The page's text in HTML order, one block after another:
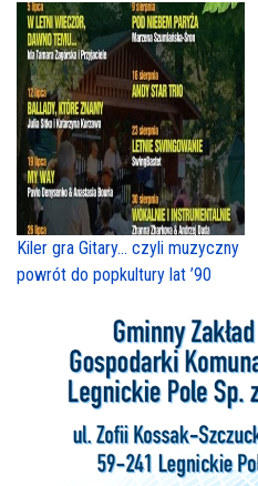
Kiler gra Gitary… czyli muzyczny
powrót do popkultury lat ’90